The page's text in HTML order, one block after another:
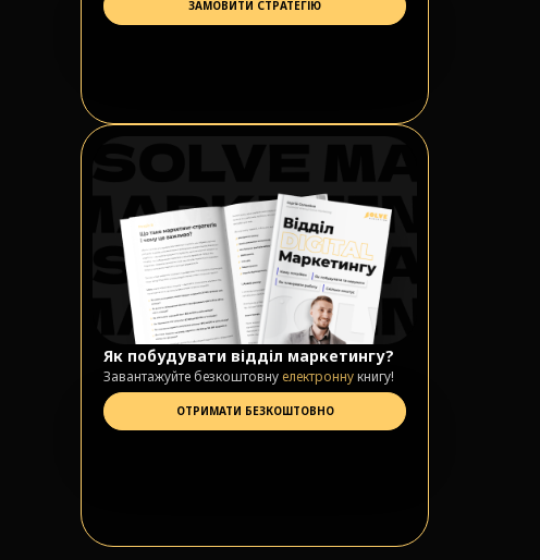
Як побудувати відділ маркетингу?
Завантажуйте безкоштовну електроннукнигу!
ОТРИМАТИ БЕЗКОШТОВНО
ЗАМОВИТИ СТРАТЕГІЮ